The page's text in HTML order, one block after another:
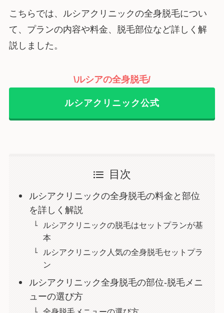
こちらでは、ルシアクリニックの全身脱毛につい
て、プランの内容や料金、脱毛部位など詳しく解
説しました。
\ルシアの全身脱毛/
ルシアクリニック公式
目次
ルシアクリニックの全身脱毛の料金と部位
を詳しく解説
ルシアクリニックの脱毛はセットプランが基
本
ルシアクリニック人気の全身脱毛セットプラ
ン
ルシアクリニック全身脱毛の部位-脱毛メニ
ューの選び方